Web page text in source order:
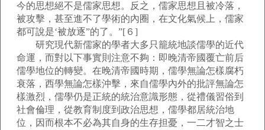
今的思想絕不是儒家思想。反之，儒家思想且被冷落，
被攻擊，甚至進不了學術的內圈，在文化氣候上，儒家
都可說是‘被放逐”的了。”[６]
研究現代新儒家的學者大多只籠統地談儒學的近代
命運，而對以下事實則注意不夠：即晚清帝國覆亡前后
儒學地位的轉變。在晚清帝國時期，儒學無論怎樣腐朽
衰落，西學無論怎樣沖擊，來自儒學內外的批評無論怎
樣激烈，儒學仍是正統的統治意識形態，從禮儀習俗到
社會倫理，從教育制度到政治思想，儒學都居統治地
位，因而根本不必為其自身的生存担憂，一二才智之士